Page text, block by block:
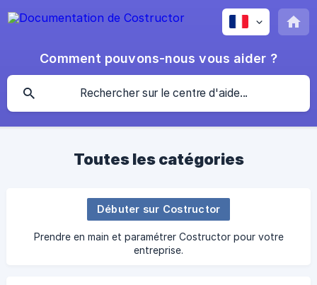
Comment pouvons-nous vous aider ?
Toutes les catégories
Débuter sur Costructor
Prendre en main et paramétrer Costructor pour votre
entreprise.